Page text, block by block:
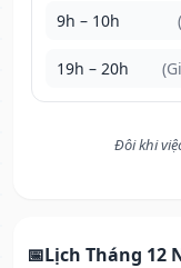
9h – 10h
19h – 20h
Đôi khi
Lịch Tháng 12